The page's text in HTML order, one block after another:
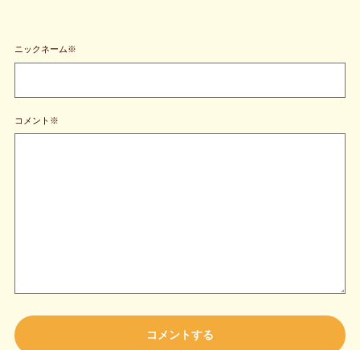
ニックネーム※
コメント※